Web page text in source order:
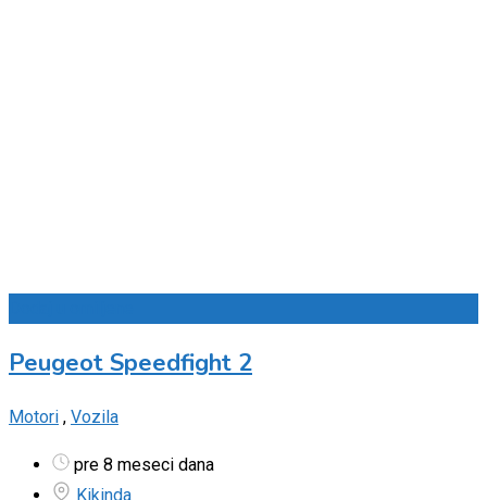
Peugeot Speedfight 2
Motori , Vozila
pre 8 meseci dana
Kikinda